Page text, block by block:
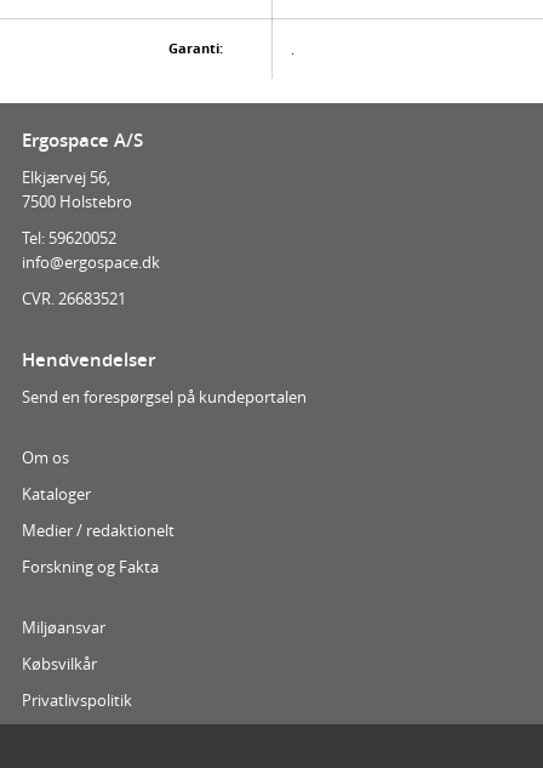
Garanti: .
Ergospace A/S
Elkjærvej 56,
7500 Holstebro
Tel: 59620052
info@ergospace.dk
CVR. 26683521
Hendvendelser
Send en forespørgsel på kundeportalen
Om os
Kataloger
Medier / redaktionelt
Forskning og Fakta
Miljøansvar
Købsvilkår
Privatlivspolitik